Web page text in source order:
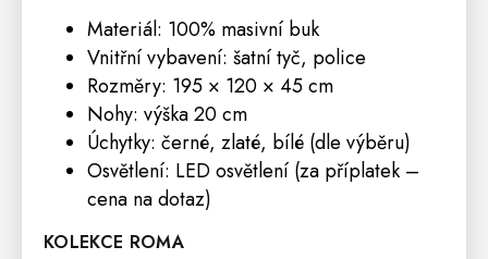
Materiál: 100% masivní buk
Vnitřní vybavení: šatní tyč, police
Rozměry: 195 × 120 × 45 cm
Nohy: výška 20 cm
Úchytky: černé, zlaté, bílé (dle výběru)
Osvětlení: LED osvětlení (za příplatek –
cena na dotaz)
KOLEKCE ROMA